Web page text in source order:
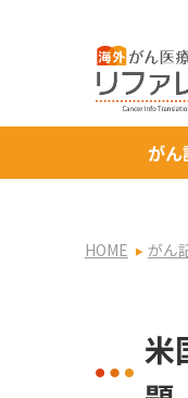
が
HOME がん
米